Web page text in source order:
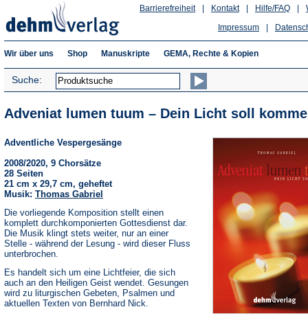
Hilfe/FAQ
Kontakt
Barrierefreiheit
Impressum
Wir über uns Shop Manuskripte GEMA, Rechte & Kopien
Suche:
Adveniat lumen tuum – Dein Licht soll
Adventliche Vespergesänge
2008/2020, 9 Chorsätze
28 Seiten
21 cm x 29,7 cm, geheftet
Musik: Thomas Gabriel
Die vorliegende Komposition stellt einen
komplett durchkomponierten Gottesdienst dar.
Die Musik klingt stets weiter, nur an einer
Stelle - während der Lesung - wird dieser Fluss
unterbrochen.
Es handelt sich um eine Lichtfeier, die sich
auch an den Heiligen Geist wendet. Gesungen
wird zu liturgischen Gebeten, Psalmen und
aktuellen Texten von Bernhard Nick.